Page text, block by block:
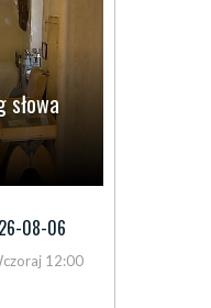
słowa
08-06
12:00